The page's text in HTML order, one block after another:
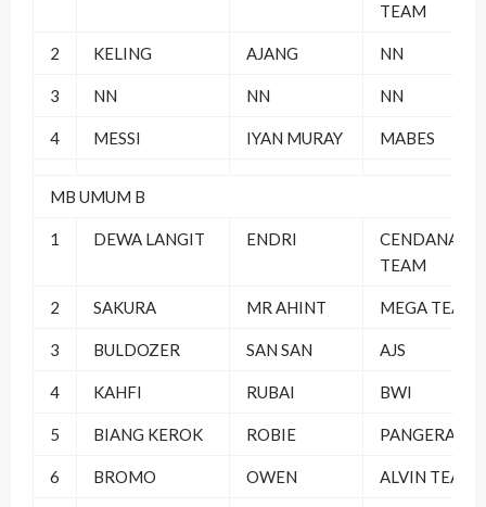
TEAM
2 KELING AJANG NN
3 NN NN NN
4 MESSI IYAN MURAY MABES
MB UMUM B
1 DEWA LANGIT ENDRI
CENDANA
TEAM
2 SAKURA MR AHINT MEGA TEAM
3 BULDOZER SAN SAN AJS
4 KAHFI RUBAI BWI
5 BIANG KEROK ROBIE PANGERAN
6 BROMO OWEN ALVIN TEAM